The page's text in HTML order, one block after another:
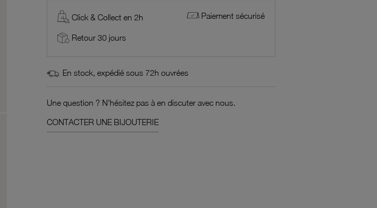
Click & Collect en 2h Paiement sécurisé
Retour 30 jours
En stock, expédié sous 72h ouvrées
Une question ? N'hésitez pas à en discuter avec nous.
CONTACTER UNE BIJOUTERIE